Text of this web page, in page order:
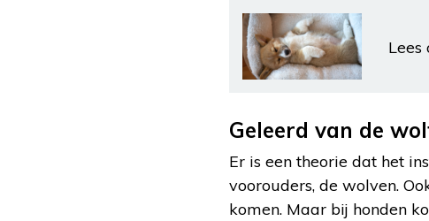
Lees
Geleerd van de
Er is een theorie dat het
voorouders, de wolven.
komen. Maar bij honden